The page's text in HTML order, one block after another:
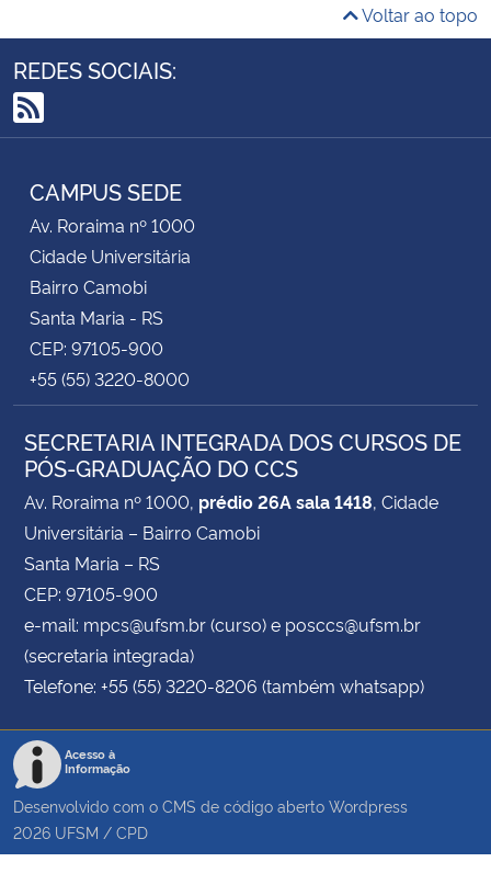
Voltar ao topo
REDES SOCIAIS:
RSS
CAMPUS SEDE
Av. Roraima nº 1000
Cidade Universitária
Bairro Camobi
Santa Maria - RS
CEP: 97105-900
+55 (55) 3220-8000
SECRETARIA INTEGRADA DOS CURSOS DE
PÓS-GRADUAÇÃO DO CCS
Av. Roraima nº 1000, prédio 26A sala 1418, Cidade
Universitária – Bairro Camobi
Santa Maria – RS
CEP: 97105-900
e-mail: mpcs@ufsm.br (curso) e posccs@ufsm.br
(secretaria integrada)
Telefone: +55 (55) 3220-8206 (também whatsapp)
Acesso à
Informação
Desenvolvido com o CMS de código aberto Wordpress
2026 UFSM / CPD